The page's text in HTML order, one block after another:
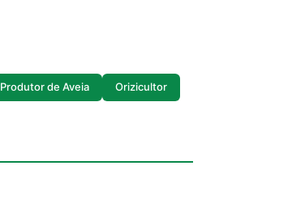
Produtor de Aveia Orizicultor